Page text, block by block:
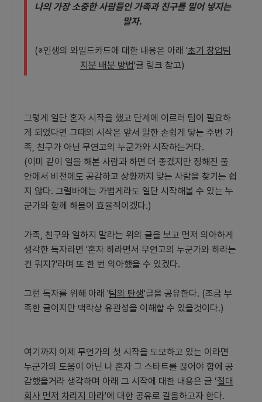
나의 가장 소중한 사람들인 가족과 친구를 밀어 넣지는
말자.
(※인생의 와일드카드에 대한 내용은 아래 '초기 창업팀
지분 배분 방법'글 링크 참고)
그렇게 일단 혼자 시작을 했고 단계에 이르러 팀이 필요하
게 되었다면 그때의 시작은 앞서 말한 손쉽게 닿는 주변 가
족, 친구가 아닌 무연고의 누군가와 시작하는거다.
(이미 같이 일을 해본 사람과 하면 더 좋겠지만 정해진 풀
안에서 비전에도 공감하고 상황까지 맞는 사람을 찾기는 쉽
지 않다. 그럴바에는 가볍게라도 일단 시작해볼 수 있는 누
군가와 함께 해봄이 효율적이겠다.)
가족, 친구와 일하지 말라는 위의 글을 보고 먼저 의아하게
생각한 독자라면 '혼자 하라면서 무연고의 누군가와 하라는
건 뭐지?'라며 또 한 번 의아했을 수 있겠다.
그런 독자를 위해 아래 '팀의 탄생'글을 공유한다. (조금 부
족한 글이지만 맥락상 유관성을 이해할 수 있을것이다.)
여기까지 이제 무언가의 첫 시작을 도모하고 있는 이라면
누군가의 도움이 아닌 나 혼자 그 스타트를 끊어야 함에 공
감했을거라 생각하며 아래 그 시작에 대한 내용은 글 ’절대
회사 먼저 차리지 마라'에 대한 공유로 갈음하고자 한다.